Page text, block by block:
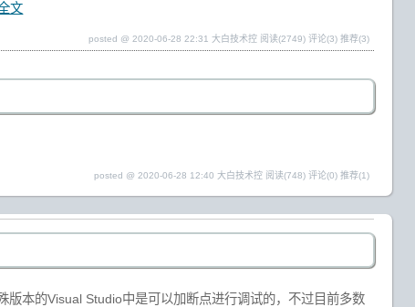
文
posted @ 2020-06-28 22:31 大白技术控 阅读(2749) 评论(3) 推荐(3)
posted @ 2020-06-28 12:40 大白技术控 阅读(748) 评论(0) 推荐(1)
本的Visual Studio中是可以加断点进行调试的，不过目前多数